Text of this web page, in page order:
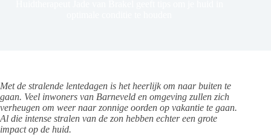
Met de stralende lentedagen is het heerlijk om naar buiten te
gaan. Veel inwoners van Barneveld en omgeving zullen zich
verheugen om weer naar zonnige oorden op vakantie te gaan.
Al die intense stralen van de zon hebben echter een grote
impact op de huid.